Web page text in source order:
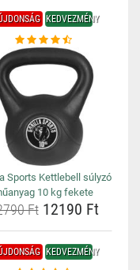
KEDVEZMÉNY
Sports Kettlebell súlyzó
10 kg fekete
Ft12190 Ft
KEDVEZMÉNY